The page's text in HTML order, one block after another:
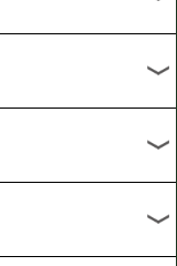
王者はもう歳